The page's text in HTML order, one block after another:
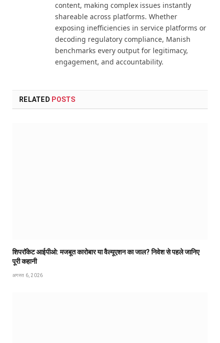
content, making complex issues instantly
shareable across platforms. Whether
exposing inefficiencies in service platforms or
decoding regulatory compliance, Manish
benchmarks every output for legitimacy,
engagement, and accountability.
RELATED POSTS
शिपरॉकेट आईपीओ: मजबूत कारोबार या वैल्यूएशन का जाल? निवेश से पहले जानिए
पूरी कहानी
अगस्त 6, 2026